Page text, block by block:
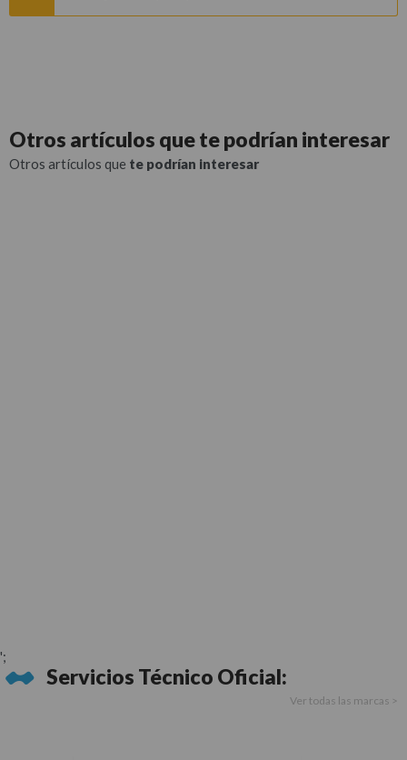
Otros artículos quete podrían interesar
Otros artículos que te podrían interesar
';
Servicios Técnico Oficial:
Ver todas las marcas >